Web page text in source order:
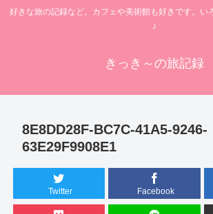
好きな旅の記録など。カフェや美術館も好きです。い
♪
きっき～の旅記録
8E8DD28F-BC7C-41A5-9246-
63E29F9908E1
Twitter Facebook